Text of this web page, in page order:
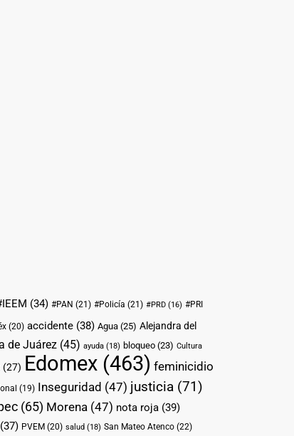
(34) #PAN (21) #Policía (21) #PRD (16) #PRI
(20) accidente (38) Agua (25) Alejandra del
de Juárez (45) ayuda (18) bloqueo (23) Cultura
(27) Edomex (463) feminicidio
(19) Inseguridad (47) justicia (71)
(65) Morena (47) nota roja (39)
(37) PVEM (20) salud (18) San Mateo Atenco (22)